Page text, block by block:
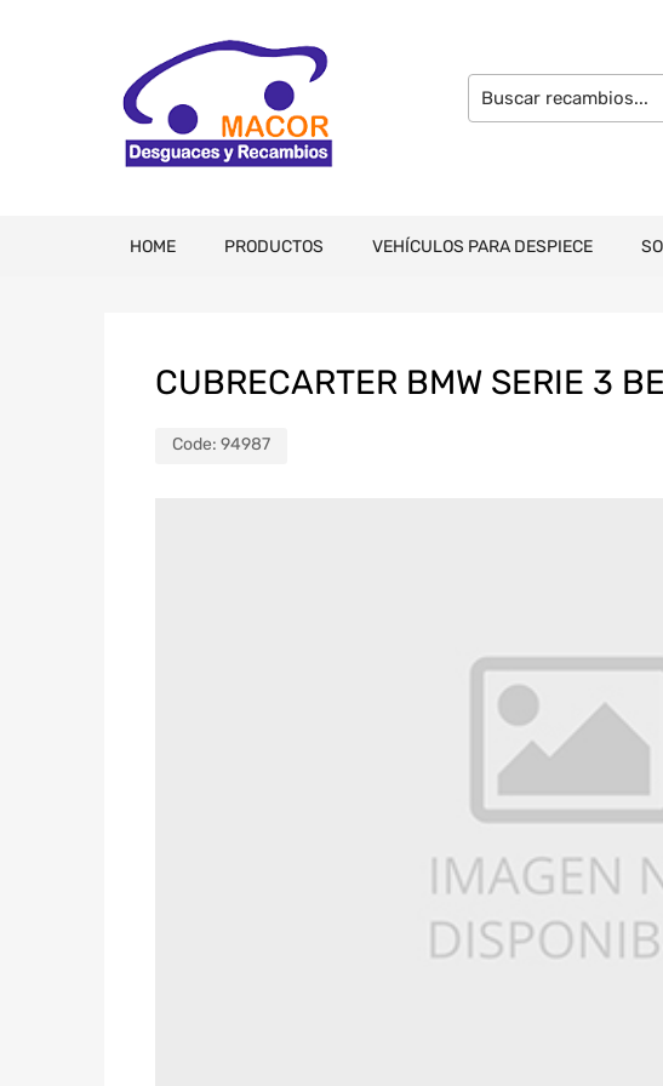
HOME PRODUCTOS VEHÍCULOS PARA DESPIECE
CUBRECARTER BMW SERIE 3
Code: 94987